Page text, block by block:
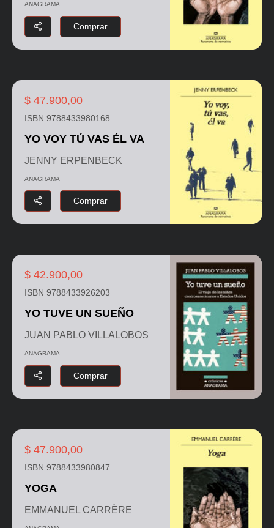
ANAGRAMA
Comprar
$ 47.900,00
ISBN 9788433980168
YO VOY TÚ VAS ÉL VA
JENNY ERPENBECK
ANAGRAMA
Comprar
$ 42.900,00
ISBN 9788433926203
YO TUVE UN SUEÑO
JUAN PABLO VILLALOBOS
ANAGRAMA
Comprar
$ 47.900,00
ISBN 9788433980847
YOGA
EMMANUEL CARRÈRE